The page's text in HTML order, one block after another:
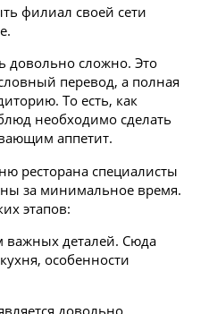
филиал своей сети
довольно сложно. Это
перевод, а полная
То есть, как
необходимо сделать
аппетит.
ресторана специалисты
за минимальное время.
этапов:
важных деталей. Сюда
особенности